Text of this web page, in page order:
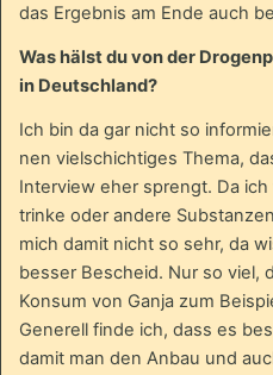
das Ergebnis am Ende auch
Was hälst du von der
in Deutschland?
Ich bin da gar nicht so
nen vielschichtiges Thema,
Interview eher sprengt. Da
trinke oder andere
mich damit nicht so sehr, da
besser Bescheid. Nur so viel,
Konsum von Ganja zum
Generell finde ich, dass es
damit man den Anbau und